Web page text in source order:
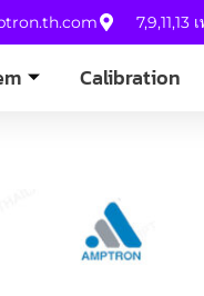
Calibration